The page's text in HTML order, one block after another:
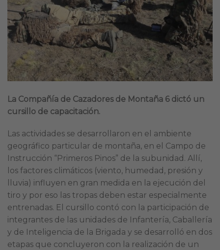
La Compañía de Cazadores de Montaña 6 dictó un
cursillo de capacitación.
Las actividades se desarrollaron en el ambiente
geográfico particular de montaña, en el Campo de
Instrucción “Primeros Pinos” de la subunidad. Allí,
los factores climáticos (viento, humedad, presión y
lluvia) influyen en gran medida en la ejecución del
tiro y por eso las tropas deben estar especialmente
entrenadas. El cursillo contó con la participación de
integrantes de las unidades de Infantería, Caballería
y de Inteligencia de la Brigada y se desarrolló en dos
etapas que concluyeron con la realización de un